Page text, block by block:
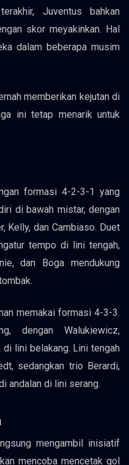
Juventus bahkan
skor meyakinkan. Hal
dalam beberapa musim
memberikan kejutan di
ini tetap menarik untuk
formasi 4-2-3-1 yang
di bawah mistar, dengan
Kelly, dan Cambiaso. Duet
tempo di lini tengah,
dan Boga mendukung
memakai formasi 4-3-3.
dengan Walukiewicz,
di lini belakang. Lini tengah
sedangkan trio Berardi,
andalan di lini serang.
mengambil inisiatif
mencoba mencetak gol